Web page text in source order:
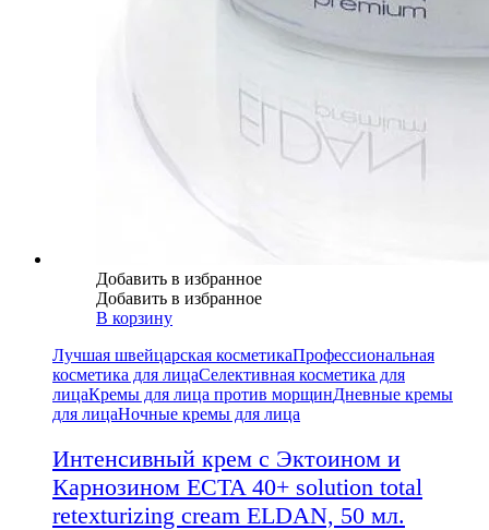
Добавить в избранное
Добавить в избранное
В корзину
Лучшая швейцарская косметикаПрофессиональная
косметика для лицаСелективная косметика для
лицаКремы для лица против морщинДневные кремы
для лицаНочные кремы для лица
Интенсивный крем с Эктоином и
Карнозином ECTA 40+ solution total
retexturizing cream ELDAN, 50 мл.